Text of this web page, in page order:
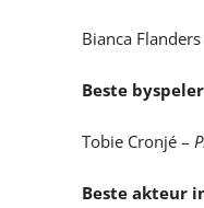
Bianca Flanders
Beste
Tobie Cronjé –
Beste akteur